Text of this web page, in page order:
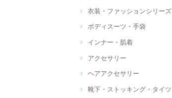
衣装・ファッションシリーズ
ボディスーツ・手袋
インナー・肌着
アクセサリー
ヘアアクセサリー
靴下・ストッキング・タイツ